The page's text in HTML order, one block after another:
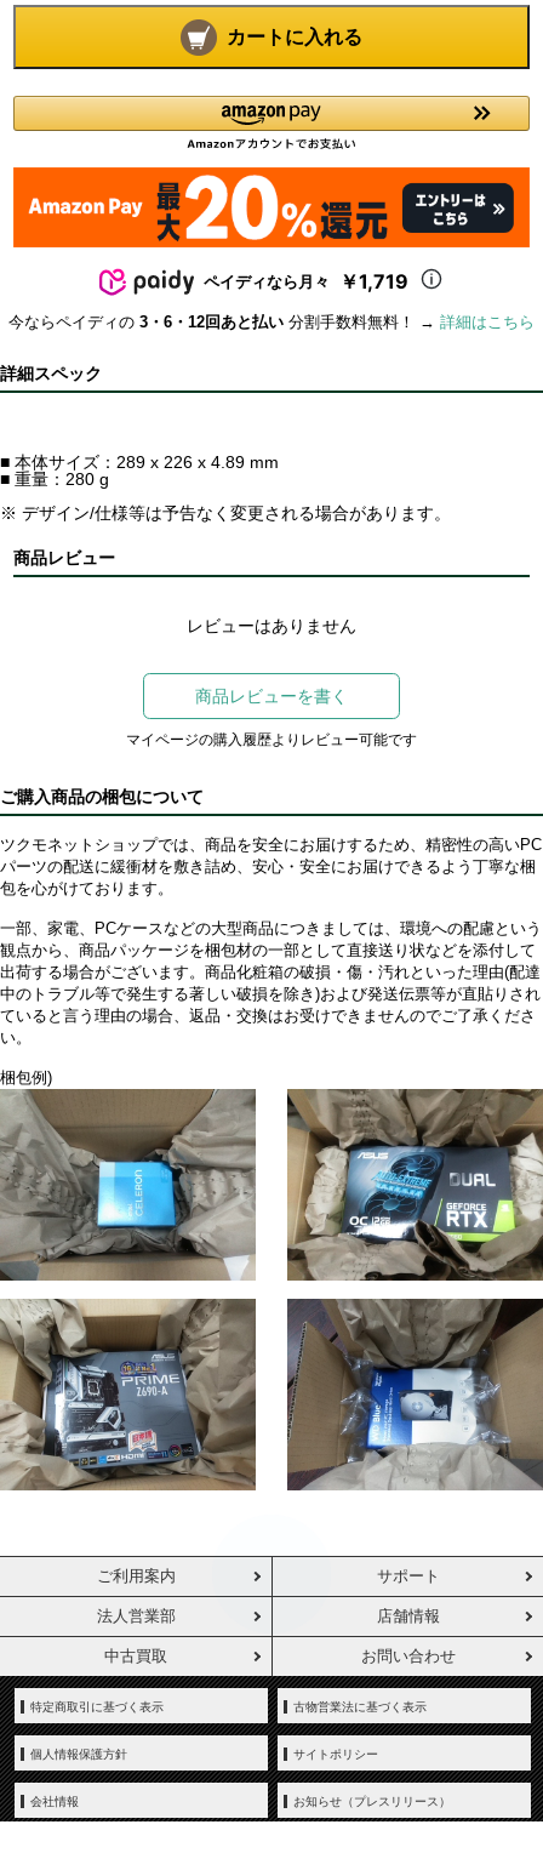
カートに入れる
ペイディなら月々 ￥1,719
今ならペイディの 3・6・12回あと払い 分割手数料無料！ → 詳細はこちら
詳細スペック
■ 本体サイズ：289 x 226 x 4.89 mm
■ 重量：280 g
※ デザイン/仕様等は予告なく変更される場合があります。
商品レビュー
レビューはありません
商品レビューを書く
マイページの購入履歴よりレビュー可能です
ご購入商品の梱包について
ツクモネットショップでは、商品を安全にお届けするため、精密性の高いPC
パーツの配送に緩衝材を敷き詰め、安心・安全にお届けできるよう丁寧な梱
包を心がけております。
一部、家電、PCケースなどの大型商品につきましては、環境への配慮という
観点から、商品パッケージを梱包材の一部として直接送り状などを添付して
出荷する場合がございます。商品化粧箱の破損・傷・汚れといった理由(配達
中のトラブル等で発生する著しい破損を除き)および発送伝票等が直貼りされ
ていると言う理由の場合、返品・交換はお受けできませんのでご了承くださ
い。
梱包例)
ご利用案内 サポート
法人営業部 店舗情報
中古買取 お問い合わせ
特定商取引に基づく表示 古物営業法に基づく表示
個人情報保護方針 サイトポリシー
会社情報 お知らせ（プレスリリース）